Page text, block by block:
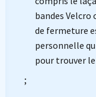
bandes Velcro
de fermeture
personnelle
pour trouver
;